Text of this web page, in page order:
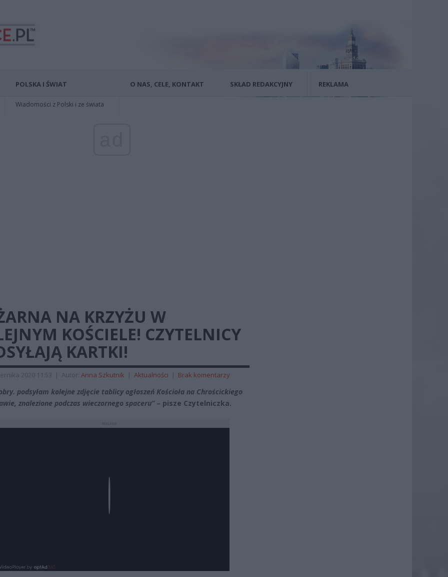
POLSKA I ŚWIAT
Wiadomości z Polski i ze świata
O NAS, CELE, KONTAKT SKŁAD REDAKCYJNY REKLAMA
NA KRZYŻU W
KOŚCIELE! CZYTELNICY
KARTKI!
2020 11:53 | Autor: Anna Szkutnik | Aktualności | Brak komentarzy
podsyłam kolejne zdjęcie tablicy ogłoszeń Kościoła na Chrościckiego
znalezione podczas wieczornego spaceru”– pisze Czytelniczka.